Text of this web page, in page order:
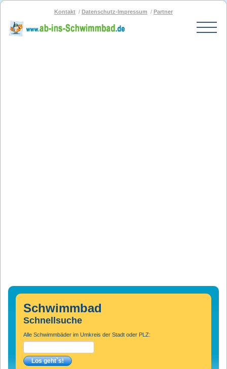
Kontakt Datenschutz-Impressum Partner
Schwimmbad
Schnellsuche
Alle Schwimmbäder im Umkreis der Stadt oder PLZ: